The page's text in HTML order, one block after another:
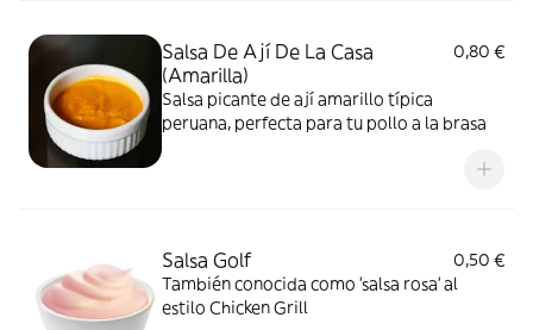
Salsa De Ají De La Casa
(Amarilla)
0,80 €
Salsa picante de ají amarillo típica
peruana, perfecta para tu pollo a la brasa
Salsa Golf
0,50 €
También conocida como 'salsa rosa' al
estilo Chicken Grill